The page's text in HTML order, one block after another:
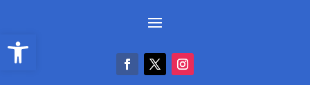
Abrir barra de herramientas